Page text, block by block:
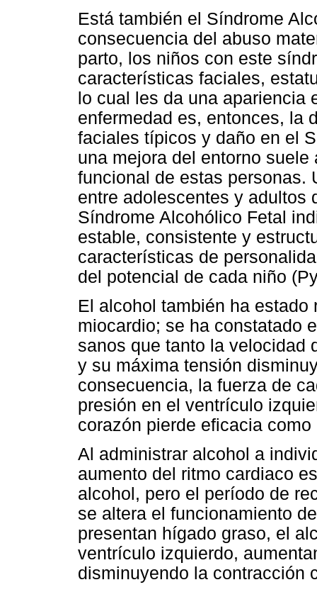
Está también el Síndrome
consecuencia del abuso
parto, los niños con este
características faciales,
lo cual les da una apariencia
enfermedad es, entonces, la
faciales típicos y daño en el
una mejora del entorno
funcional de estas personas.
entre adolescentes y adultos
Síndrome Alcohólico Fetal
estable, consistente y
características de
del potencial de cada niño
El alcohol también ha
miocardio; se ha constatado
sanos que tanto la velocidad
y su máxima tensión
consecuencia, la fuerza de
presión en el ventrículo
corazón pierde eficacia como
Al administrar alcohol a
aumento del ritmo cardiaco
alcohol, pero el período de
se altera el funcionamiento
presentan hígado graso, el
ventrículo izquierdo,
disminuyendo la contracción